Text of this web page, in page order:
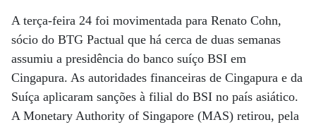
A terça-feira 24 foi movimentada para Renato Cohn,
sócio do BTG Pactual que há cerca de duas semanas
assumiu a presidência do banco suíço BSI em
Cingapura. As autoridades financeiras de Cingapura e da
Suíça aplicaram sanções à filial do BSI no país asiático.
A Monetary Authority of Singapore (MAS) retirou, pela